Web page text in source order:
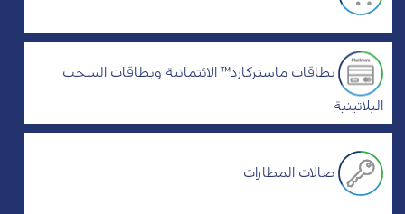
بطاقات ماستركارد™ الائتمانية وبطاقات السحب
البلاتينية
صالات المطارات